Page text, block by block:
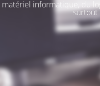
matériel informatique, du
surtout